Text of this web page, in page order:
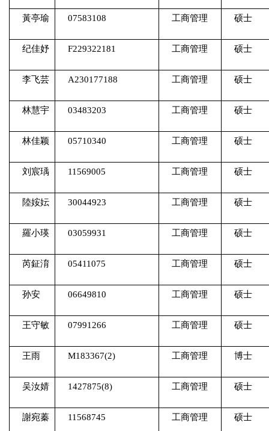
黃亭瑜 07583108 工商管理 硕士
纪佳妤 F229322181 工商管理 硕士
李飞芸 A230177188 工商管理 硕士
林慧宇 03483203 工商管理 硕士
林佳颖 05710340 工商管理 硕士
刘宸瑀 11569005 工商管理 硕士
陸姲妘 30044923 工商管理 硕士
羅小瑛 03059931 工商管理 硕士
芮鉦淯 05411075 工商管理 硕士
孙安 06649810 工商管理 硕士
王守敏 07991266 工商管理 硕士
王雨 M183367(2) 工商管理 博士
吴汝婧 1427875(8) 工商管理 硕士
謝宛蓁 11568745 工商管理 硕士